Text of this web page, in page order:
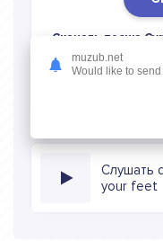
Скачать песню
mp3 (длина: 2:24,
слушать
Слушать
your feet
muzub.net
Would like to